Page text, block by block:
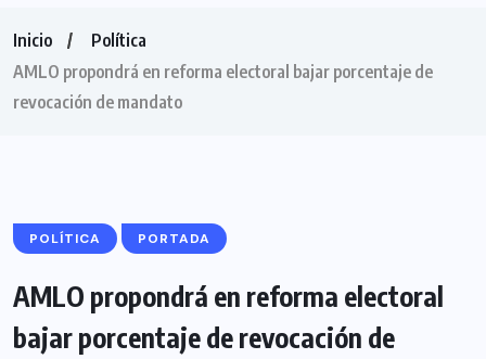
Inicio
Política
AMLO propondrá en reforma electoral bajar porcentaje de
revocación de mandato
POLÍTICA PORTADA
AMLO propondrá en reforma electoral
bajar porcentaje de revocación de